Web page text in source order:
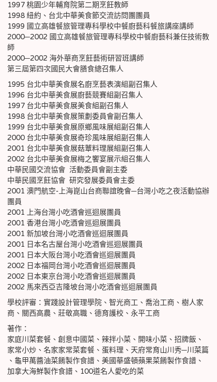
1997 桃園少年輔育院第二期烹飪教師
1998 紐約、台北中華美食節交流訪問團團員
1999 國立高雄餐旅管理專科學校中餐廚藝科餐旅講座講師
2000─2002 國立高雄餐旅管理專科學校中餐廚藝科兼任技術教
師
2000─2002 海外華商烹飪藝術研習班講師
第三屆第四次國民大會膳食總召集人
1995 台北中華美食展名廚烹藝表演組副召集人
1996 台北中華美食展廚藝競賽組副召集人
1997 台北中華美食展美食組副召集人
1998 台北中華美食展策劃委員會副召集人
1999 台北中華美食展原鄉風味展組副召集人
2000 台北中華美食展奇珍風味展組副召集人
2001 台北中華美食展菇蕈料理展組副召集人
2002 台北中華美食展梅之饗宴展示組召集人
中華民國交流協會 活動委員會副主委
中華民國烹飪協會 研究發展委員會主委
2001 澳門航空-上海崑山台商聯誼晚會─台灣小吃之夜活動協辦
團員
2001 上海台灣小吃酒會巡迴展團員
2001 香港台灣小吃酒會巡迴展團員
2001 新加坡台灣小吃酒會巡迴展團員
2001 日本名古屋台灣小吃酒會巡迴展團員
2001 日本大阪台灣小吃酒會巡迴展團員
2002 日本福岡台灣小吃酒會巡迴展團員
2002 日本東京台灣小吃酒會巡迴展團員
2002 馬來西亞吉隆坡台灣小吃酒會巡迴展團員
學校評審：實踐設計管理學院、智光商工、喬治工商、樹人家
商、關西高農、莊敬高職、德育護校、永平工商
著作：
家庭川菜套餐、創意中國菜、辣拌小菜、開味小菜、招牌飯、
家常小炒、名家家常菜套餐、蛋料理、天府常育山川秀─川菜篇
、龜甲萬醬油菜餚製作食譜、美國華盛頓蘋果菜餚製作食譜、
加拿大海鮮製作食譜、100道名人愛吃的菜